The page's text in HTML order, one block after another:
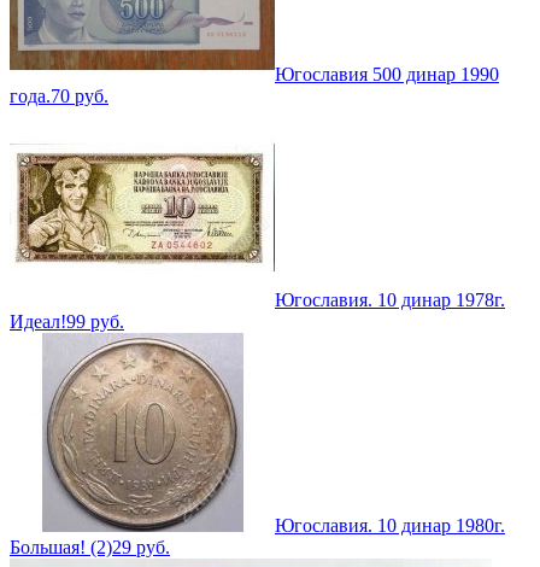
Югославия 500 динар 1990
года.70 руб.
Югославия. 10 динар 1978г.
Идеал!99 руб.
Югославия. 10 динар 1980г.
Большая! (2)29 руб.